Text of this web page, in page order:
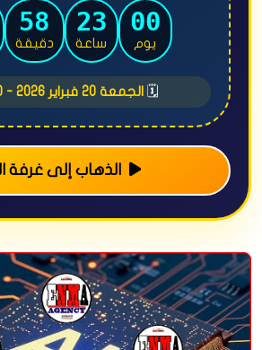
00
يوم
23
ساعة
58
دقيقة
🗓️ الجمعة 20 فبراير 2026 - 8:00 م
الذهاب إلى غرفة